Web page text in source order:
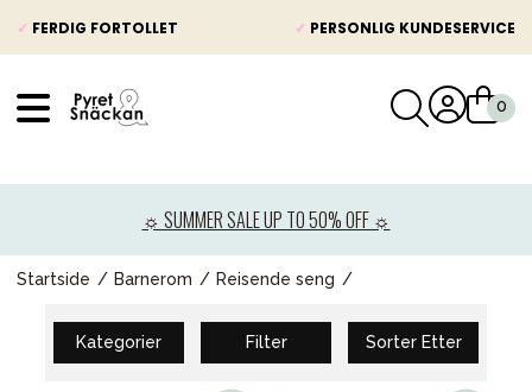
✓ FERDIG FORTOLLET ✓ PERSONLIG KUNDESERVICE
☼ SUMMER SALE UP TO 50% OFF ☼
Startside Barnerom Reisende seng
Kategorier Filter Sorter Etter
Barnevogner
Bilstol
Babypakke
Barn og baby